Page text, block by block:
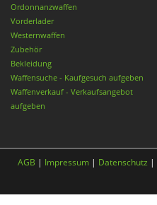
Ordonnanzwaffen
Vorderlader
Westernwaffen
Zubehör
Bekleidung
Waffensuche - Kaufgesuch aufgeben
Waffenverkauf - Verkaufsangebot
aufgeben
AGB | Impressum | Datenschutz |